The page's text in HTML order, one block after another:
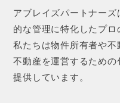
アブレイズパートナー
的な管理に特化したプロ
私たちは物件所有者や
不動産を運営するため
提供しています。